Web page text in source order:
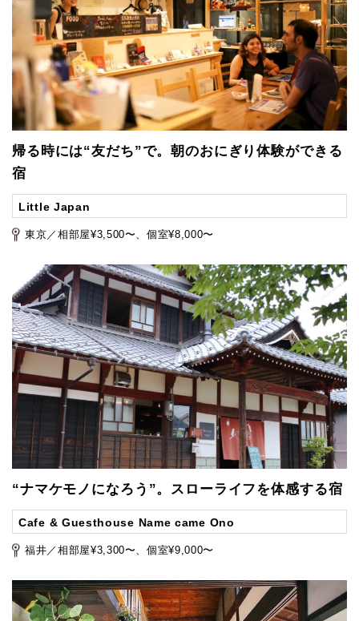
帰る時には“友だち”で。朝のおにぎり体験ができる
宿
Little Japan
東京／相部屋¥3,500〜、個室¥8,000〜
“ナマケモノになろう”。スローライフを体感する宿
Cafe & Guesthouse Name came Ono
福井／相部屋¥3,300〜、個室¥9,000〜